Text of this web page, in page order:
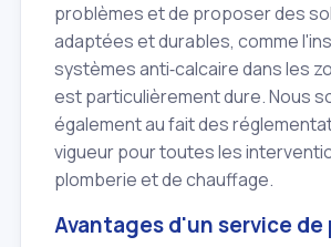
problèmes et de proposer des
adaptées et durables, comme
systèmes anti‑calcaire dans les
est particulièrement dure. Nous
également au fait des
vigueur pour toutes les
plomberie et de chauffage.
Avantages d'un service